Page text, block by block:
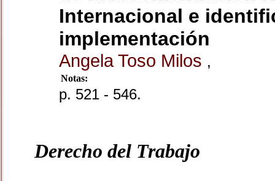
Internacional e
implementación
Angela Toso Milos ,
Notas:
p. 521 - 546.
Derecho del Trabajo